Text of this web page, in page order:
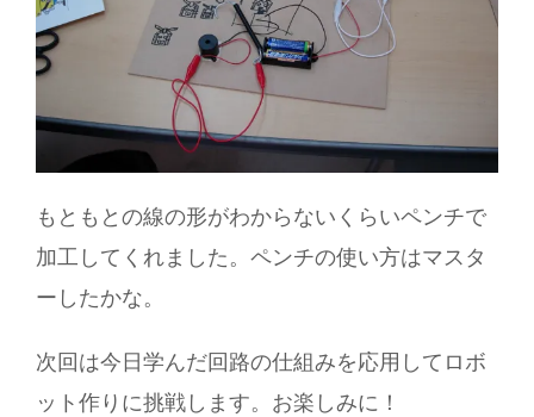
もともとの線の形がわからないくらいペンチで
加工してくれました。ペンチの使い方はマスタ
ーしたかな。
次回は今日学んだ回路の仕組みを応用してロボ
ット作りに挑戦します。お楽しみに！